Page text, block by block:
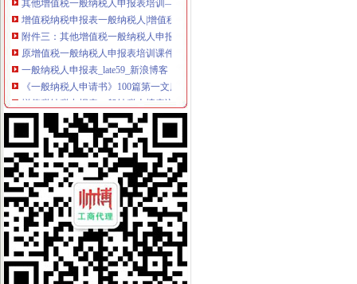
增值税纳税申报表一般纳税人|增值税纳税申报表下载__飞翔下载
附件三：其他增值税一般纳税人申报表培训-原创-搜狐
原增值税一般纳税人申报表培训课件
一般纳税人申报表_late59_新浪博客
《一般纳税人申请书》100篇第一文库网
增值税纳税申报表一般纳税人填表说明|增值税纳税申报表一般纳税人
不认定增值税一般纳税人申请表
2016一般纳税人申请书
原增值税一般纳税人申报表培训课件
一般纳税人申请书,一般纳税人申请报告-深圳王平安律师文集
增值税一般纳税人申报表及相关表样（2012年修订附表一）-海南省国
一般纳税人申请书-会计实务-中国会计社区
一般纳税人新申报表填写说明
一般纳税人申报表附表一_文档下载
增值税一般纳税人申报表附表三、附表四电子导入模板
一般纳税人申请书的相关文章
增值税一般纳税人申报表附表二申报数据未提取过来如何处理？